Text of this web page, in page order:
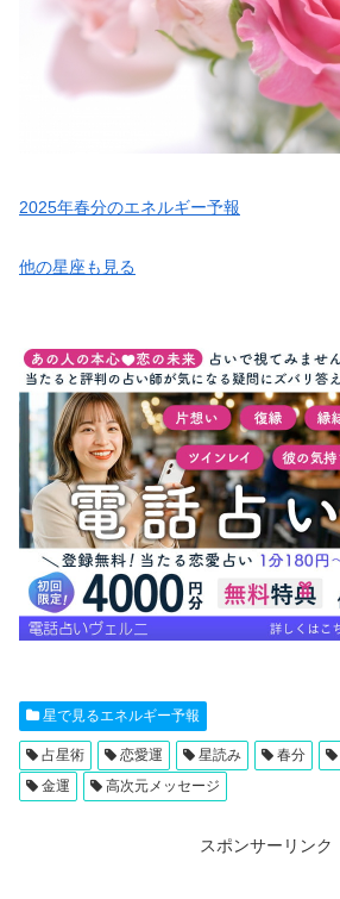
2025年春分のエネルギー予報
他の星座も見る
星で見るエネルギー予報
占星術 恋愛運 星読み 春分
金運
高次元メッセージ
スポンサーリンク